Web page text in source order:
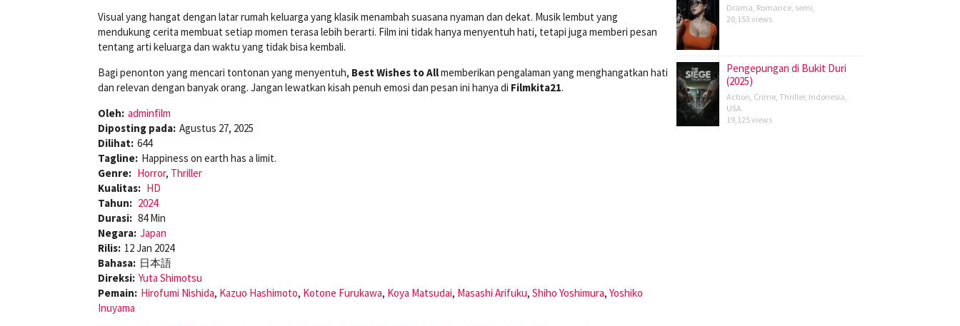
Visual yang hangat dengan latar rumah keluarga yang klasik menambah suasana nyaman dan dekat. Musik lembut yang
mendukung cerita membuat setiap momen terasa lebih berarti. Film ini tidak hanya menyentuh hati, tetapi juga memberi pesan
tentang arti keluarga dan waktu yang tidak bisa kembali.
Bagi penonton yang mencari tontonan yang menyentuh, Best Wishes to Allmemberikan pengalaman yang menghangatkan hati
dan relevan dengan banyak orang. Jangan lewatkan kisah penuh emosi dan pesan ini hanya di Filmkita21.
Oleh: adminfilm
Diposting pada: Agustus 27, 2025
Dilihat: 644
Tagline: Happiness on earth has a limit.
Genre: Horror, Thriller
Kualitas: HD
Tahun: 2024
Durasi: 84 Min
Negara: Japan
Rilis: 12 Jan 2024
Bahasa: 日本語
Direksi: Yuta Shimotsu
Pemain: Hirofumi Nishida, Kazuo Hashimoto, Kotone Furukawa, Koya Matsudai, Masashi Arifuku, Shiho Yoshimura, Yoshiko
Inuyama
Drama, Romance, semi,
20,153 views
Pengepungan di Bukit Duri
(2025)
Action, Crime, Thriller, Indonesia,
USA
19,125 views